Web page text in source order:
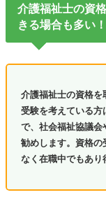
介護福祉士の資
きる場合も多い！
介護福祉士の資格を
受験を考えている方
で、社会福祉協議会
勧めします。資格の
なく在職中でもあり